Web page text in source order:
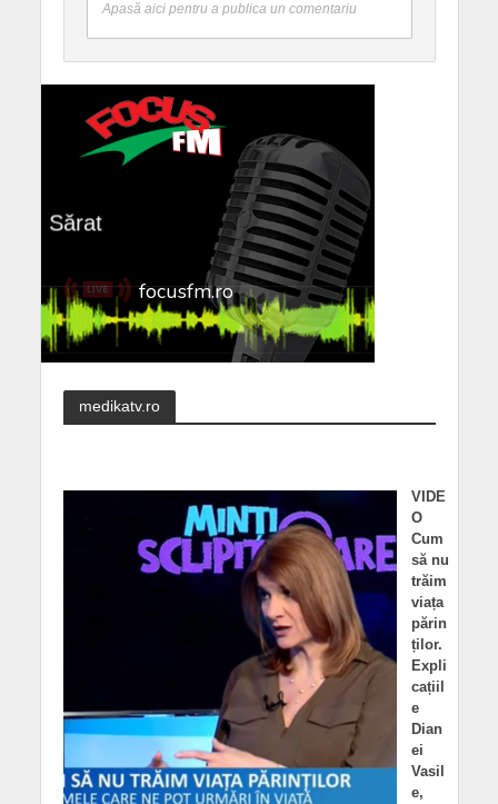
Apasă aici pentru a publica un comentariu
medikatv.ro
VIDE
O
Cum
să nu
trăim
viața
părin
ților.
Expli
cațiil
e
Dian
ei
Vasil
e,